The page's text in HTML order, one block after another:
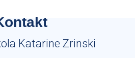
Katarine Zrinski